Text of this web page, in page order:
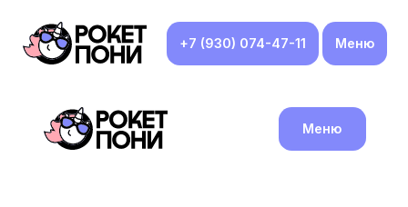
+7 (930) 074-47-11 Меню
Меню